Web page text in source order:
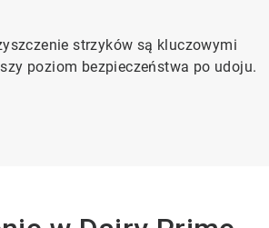
strzyków są kluczowymi
poziom bezpieczeństwa po udoju.